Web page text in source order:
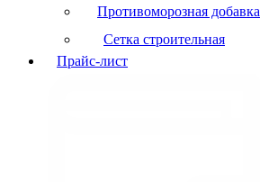
Противоморозная добавка
Сетка строительная
Прайс-лист